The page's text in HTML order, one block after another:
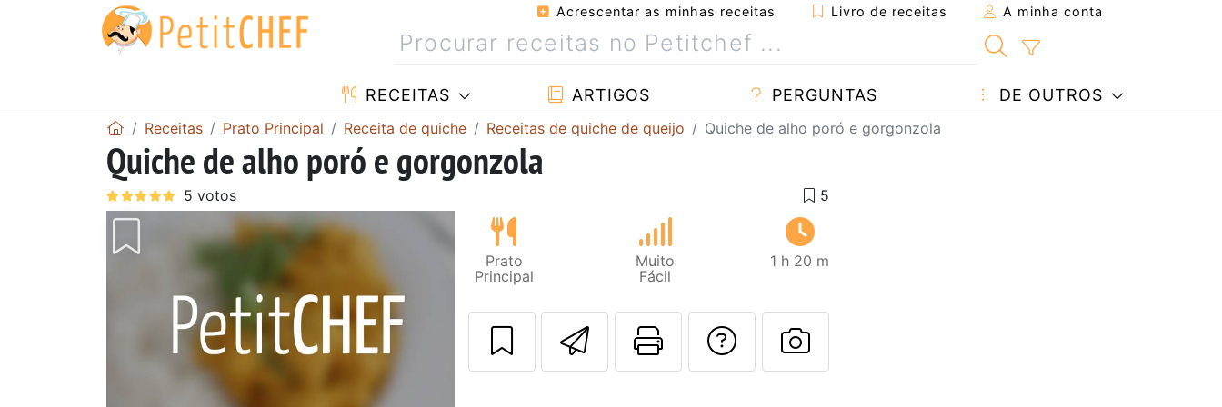
Acrescentar as minhas receitas Livro de receitas A minha conta
RECEITAS ARTIGOS PERGUNTAS DE OUTROS
Receitas Prato Principal Receita de quiche Receitas de quiche de queijo Quiche de alho poró e gorgonzola
Quiche de alho poró e gorgonzola
Prato
Principal
Muito
Fácil
1 h 20 m
Enviar esta receita a um amigo
Imprima esta página
Falar com o autor da receita
Fez esta receita? Compartilhe